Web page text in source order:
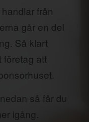
från
går en del
Så klart
företag att
så får du
igång.